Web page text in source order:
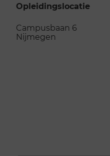
Opleidingslocatie
Campusbaan 6
Nijmegen